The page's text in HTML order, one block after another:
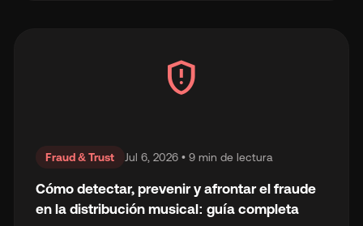
gpp_maybe
Fraud & Trust Jul 6, 2026 • 9 min de lectura
Cómo detectar, prevenir y afrontar el fraude
en la distribución musical: guía completa